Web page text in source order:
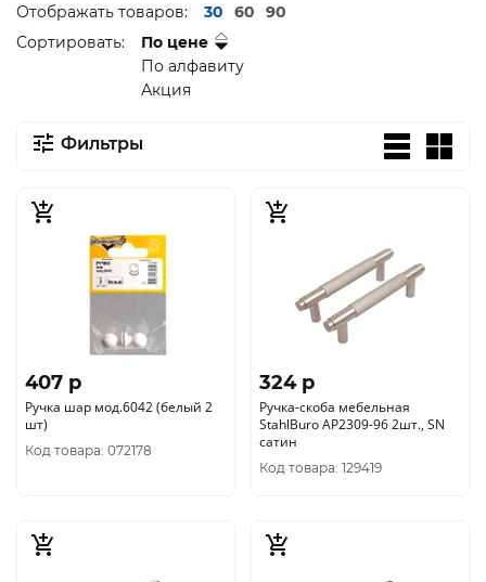
Отображать товаров: 30 60
90
Сортировать:
По цене
По алфавиту
Акция
Фильтры
407 p
Ручка шар мод.6042 (белый 2
шт)
Код товара: 072178
324 p
Ручка-скоба мебельная
StahlBuro AP2309-96 2шт., SN
сатин
Код товара: 129419